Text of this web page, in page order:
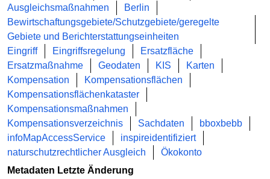
Ausgleichsmaßnahmen
Berlin
Bewirtschaftungsgebiete/Schutzgebiete/geregelte
Gebiete und Berichterstattungseinheiten
Eingriff
Eingriffsregelung
Ersatzfläche
Ersatzmaßnahme
Geodaten KIS
Karten
Kompensation
Kompensationsflächen
Kompensationsflächenkataster
Kompensationsmaßnahmen
Kompensationsverzeichnis
Sachdaten
bboxbebb
infoMapAccessService
inspireidentifiziert
naturschutzrechtlicher Ausgleich
Ökokonto
Metadaten Letzte Änderung